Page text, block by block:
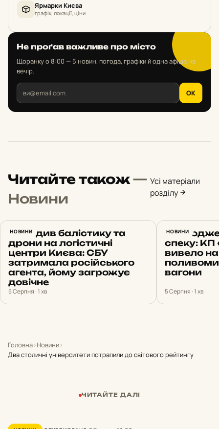
Ярмарки Києва
графік, локації, ціни
Не проґав важливе про місто
Щоранку о 8:00 — 5 новин, погода, графіки й одна афіша на
вечір.
OK
Читайте також—
Новини
Усі матеріали
розділу
НОВИНИ
Наводив балістику та
дрони на логістичні
центри Києва: СБУ
затримала російського
агента, йому загрожує
довічне
5 Серпня · 1 хв
НОВИНИ
спеку: КП
вивело
вагони
5 Серпня · 1 хв
Головна›Новини›
Два столичні університети потрапили до світового рейтингу
ЧИТАЙТЕ ДАЛІ